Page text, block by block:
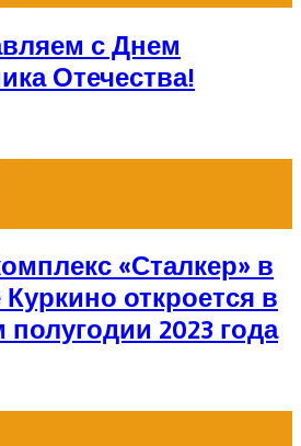
с Днем
Отечества!
«Сталкер» в
откроется в
2023 года